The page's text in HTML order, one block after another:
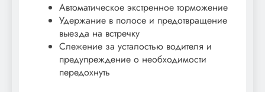
Автоматическое экстренное торможение
Удержание в полосе и предотвращение
выезда на встречку
Слежение за усталостью водителя и
предупреждение о необходимости
передохнуть